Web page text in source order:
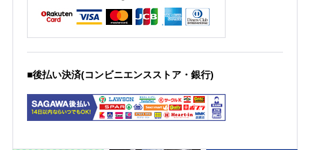
■後払い決済(コンビニエンスストア・銀行)